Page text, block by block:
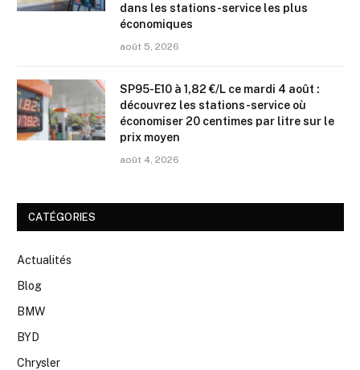
dans les stations-service les plus
économiques
août 5, 2026
SP95-E10 à 1,82 €/L ce mardi 4 août :
découvrez les stations-service où
économiser 20 centimes par litre sur le
prix moyen
août 4, 2026
CATÉGORIES
Actualités
Blog
BMW
BYD
Chrysler